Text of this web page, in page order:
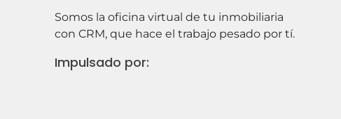
Somos la oficina virtual de tu inmobiliaria
con CRM, que hace el trabajo pesado por tí.
Impulsado por: